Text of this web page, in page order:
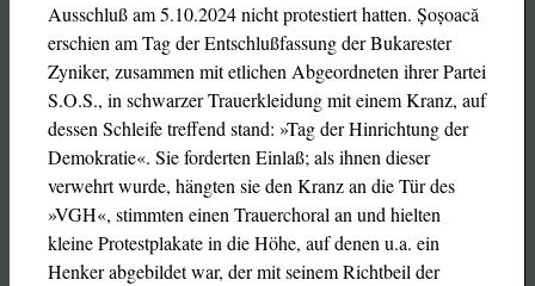
Ausschluß am 5.10.2024 nicht protestiert hatten. Șoșoacă
erschien am Tag der Entschlußfassung der Bukarester
Zyniker, zusammen mit etlichen Abgeordneten ihrer Partei
S.O.S., in schwarzer Trauerkleidung mit einem Kranz, auf
dessen Schleife treffend stand: »Tag der Hinrichtung der
Demokratie«. Sie forderten Einlaß; als ihnen dieser
verwehrt wurde, hängten sie den Kranz an die Tür des
»VGH«, stimmten einen Trauerchoral an und hielten
kleine Protestplakate in die Höhe, auf denen u.a. ein
Henker abgebildet war, der mit seinem Richtbeil der